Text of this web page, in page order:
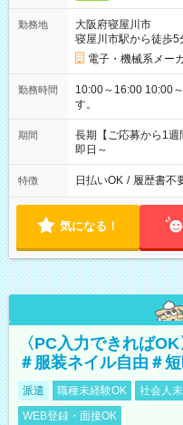
勤務地
大阪府寝屋川市
寝屋川市駅から徒歩5
電子・機械系メー
勤務時間
10:00～16:00 10:00～17:00 ※表記のうち実働5時
す。
期間
長期【ご応募から1週
即日～
特徴 日払いOK / 履歴書不
気になる！
〈PC入力できれば
＃服装ネイル自由＃
派遣 職種未経験OK 社会人
WEB登録・面接OK